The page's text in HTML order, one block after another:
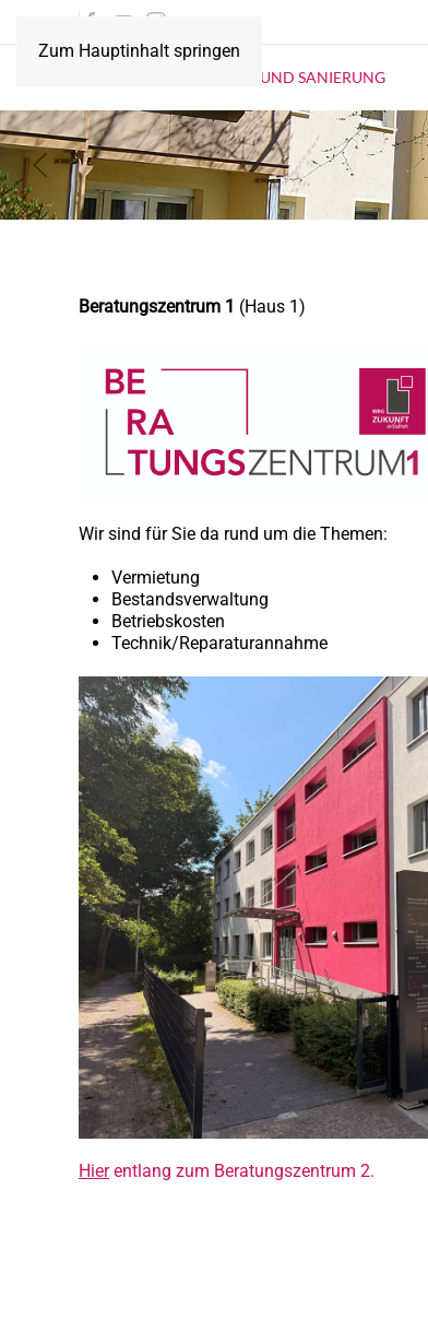
Zum Hauptinhalt springen
BAU UND SANIERUNG
Beratungszentrum 1 (Haus 1)
Wir sind für Sie da rund um die Themen:
Vermietung
Bestandsverwaltung
Betriebskosten
Technik/Reparaturannahme
Hierentlang zum Beratungszentrum 2.